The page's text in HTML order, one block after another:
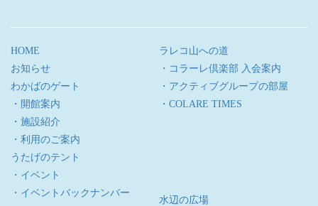
HOME
お知らせ
わかばのゲート
・開館案内
・施設紹介
・利用のご案内
うたげのテント
・イベント
・イベントバックナンバー
ラレコ山への道
・コラーレ倶楽部 入会案内
・アクティブグループの部屋
・COLARE TIMES
水辺の広場